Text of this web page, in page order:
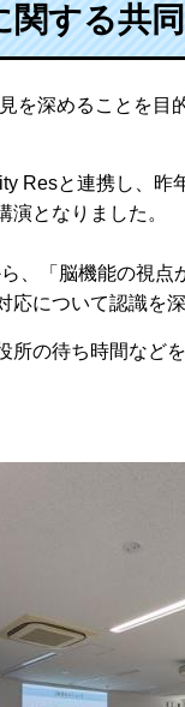
する共
を深めることを
Resと連携し、
となりました。
、「脳機能の視
について認識を深
の待ち時間など